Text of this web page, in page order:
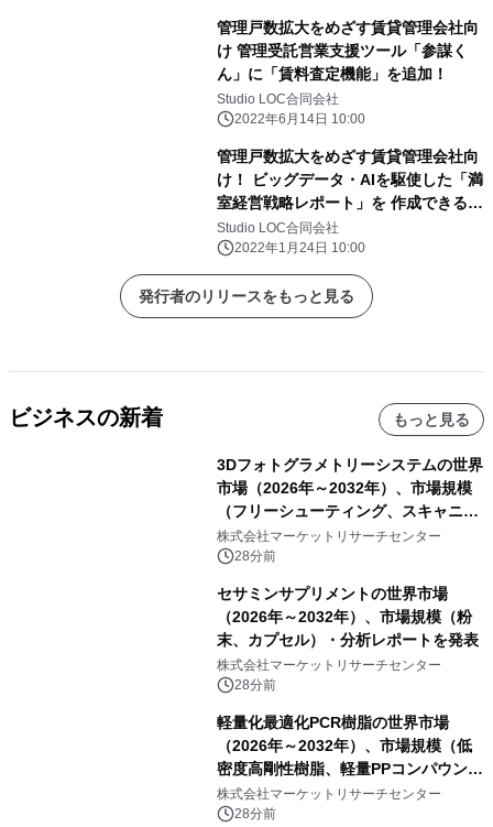
管理戸数拡大をめざす賃貸管理会社向
け 管理受託営業支援ツール「参謀く
ん」に「賃料査定機能」を追加！
Studio LOC合同会社
2022年6月14日 10:00
管理戸数拡大をめざす賃貸管理会社向
け！ ビッグデータ・AIを駆使した「満
室経営戦略レポート」を 作成できる
「参謀くん」を1月24日(月)発売！
Studio LOC合同会社
2022年1月24日 10:00
発行者のリリースをもっと見る
ビジネスの新着 もっと見る
3Dフォトグラメトリーシステムの世界
市場（2026年～2032年）、市場規模
（フリーシューティング、スキャニン
グ、その他）・分析レポートを発表
株式会社マーケットリサーチセンター
28分前
セサミンサプリメントの世界市場
（2026年～2032年）、市場規模（粉
末、カプセル）・分析レポートを発表
株式会社マーケットリサーチセンター
28分前
軽量化最適化PCR樹脂の世界市場
（2026年～2032年）、市場規模（低
密度高剛性樹脂、軽量PPコンパウン
ド、強化軽量ブレンド、軽量PCR
PA、その他）・分析レポートを発表
株式会社マーケットリサーチセンター
28分前